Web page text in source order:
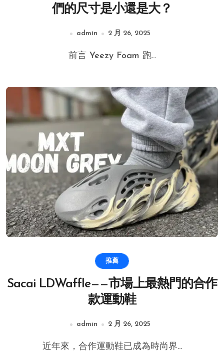
們的尺寸是小還是大？
admin 2 月 26, 2025
前言 Yeezy Foam 跑...
推薦
Sacai LDWaffle——市場上最熱門的合作
款運動鞋
admin 2 月 26, 2025
近年來，合作運動鞋已成為時尚界...